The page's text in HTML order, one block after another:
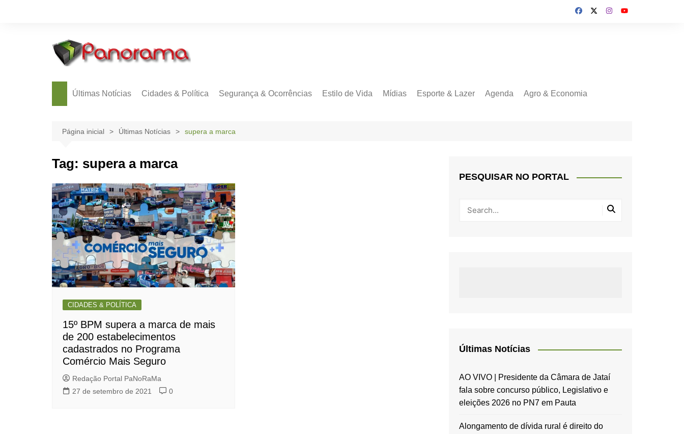
Últimas Notícias Cidades & Política Segurança & Ocorrências Estilo de Vida Mídias Esporte & Lazer Agenda Agro & Economia
Página inicial Últimas Notícias supera a marca
Tag: supera a marca
CIDADES & POLÍTICA
15º BPM supera a marca de mais
de 200 estabelecimentos
cadastrados no Programa
Comércio Mais Seguro
Redação Portal PaNoRaMa
27 de setembro de 2021
0
PESQUISAR NO PORTAL
Últimas Notícias
AO VIVO | Presidente da Câmara de Jataí
fala sobre concurso público, Legislativo e
eleições 2026 no PN7 em Pauta
Alongamento de dívida rural é direito do